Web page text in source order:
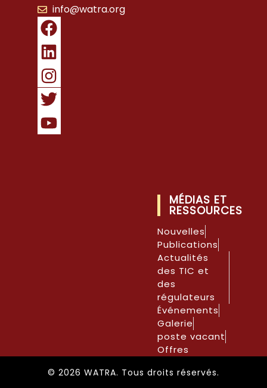
info@watra.org
MÉDIAS ET
RESSOURCES
Nouvelles
Publications
Actualités
des TIC et
des
régulateurs
Événements
Galerie
poste vacant
Offres
© 2026 WATRA. Tous droits réservés.